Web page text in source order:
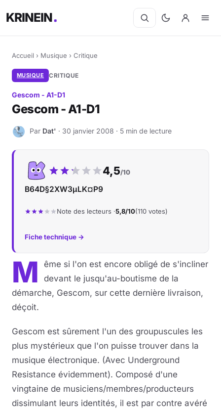
KRINEIN
Accueil › Musique › Critique
MUSIQUE CRITIQUE
Gescom - A1-D1
Gescom - A1-D1
D Par Dat' · 30 janvier 2008 · 5 min de lecture
Notre note :
4,5/10
B64D§2XW3µLK¤P9
Note des lecteurs ·5,8/10(110 votes)
Fiche technique →
M
ême si l'on est encore obligé de s'incliner
devant le jusqu'au-boutisme de la
démarche, Gescom, sur cette dernière livraison,
déçoit.
Gescom est sûrement l'un des groupuscules les
plus mystérieux que l'on puisse trouver dans la
musique électronique. (Avec Underground
Resistance évidemment). Composé d'une
vingtaine de musiciens/membres/producteurs
dissimulant leurs identités, il est par contre avéré